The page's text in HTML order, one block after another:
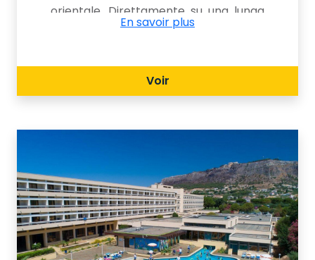
orientale. Direttamente su una lunga
spiaggia di sabbia fine, la struttura è
curato. Ideale per famiglie con
bambini e ragazzi, offre una vasta
vacanza rilassante e divertente a
En savoir plus
Voir